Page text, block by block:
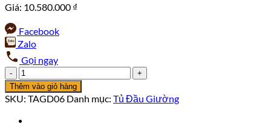
Giá: 10.580.000 ₫
Facebook
Zalo
Gọi ngay
Tủ
đầu
giường
số
Thêm vào giỏ hàng
SKU: TAGD06 Danh mục: Tủ Đầu Giường